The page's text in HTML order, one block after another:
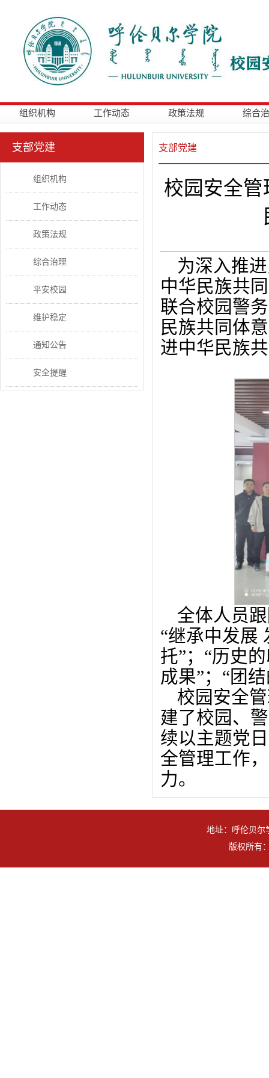
组织机构 工作动态 政策法规 综合
支部党建
组织机构
工作动态
政策法规
综合治理
平安校园
维护稳定
通知公告
安全提醒
支部党建
校园安全
为深入推
中华民族共
联合校园警
民族共同体
进中华民族
全体人员
“继承中发展
托”；“历史
成果”；“团
校园安全
建了校园、
续以主题党
全管理工作
力。
地址：呼伦贝尔
版权所有